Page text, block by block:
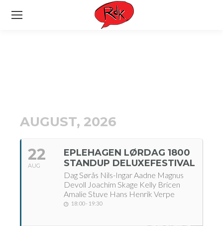
AUGUST, 2026
22
AUG
EPLEHAGEN LØRDAG 1800
STANDUP DELUXEFESTIVAL
Dag Sørås Nils-Ingar Aadne Magnus
Devoll Joachim Skage Kelly Bricen
Amalie Stuve Hans Henrik Verpe
18:00 - 19:30